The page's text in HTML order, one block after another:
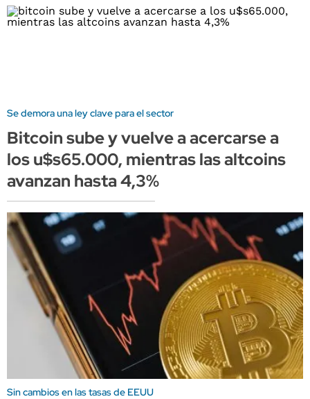
Se demora una ley clave para el sector
Bitcoin sube y vuelve a acercarse a
los u$s65.000, mientras las altcoins
avanzan hasta 4,3%
Sin cambios en las tasas de EEUU